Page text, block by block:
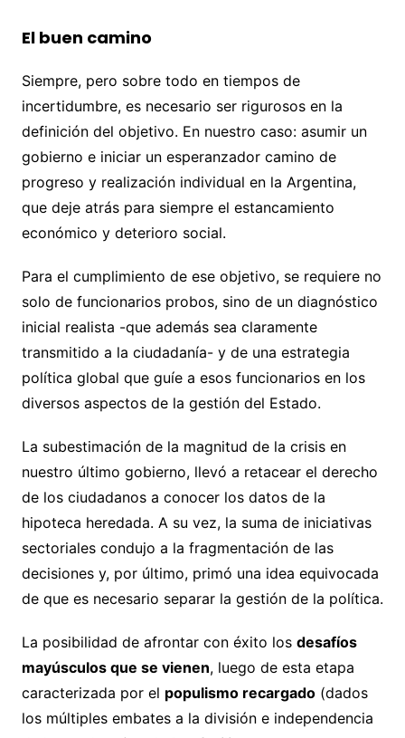
El buen camino
Siempre, pero sobre todo en tiempos de
incertidumbre, es necesario ser rigurosos en la
definición del objetivo. En nuestro caso: asumir un
gobierno e iniciar un esperanzador camino de
progreso y realización individual en la Argentina,
que deje atrás para siempre el estancamiento
económico y deterioro social.
Para el cumplimiento de ese objetivo, se requiere no
solo de funcionarios probos, sino de un diagnóstico
inicial realista -que además sea claramente
transmitido a la ciudadanía- y de una estrategia
política global que guíe a esos funcionarios en los
diversos aspectos de la gestión del Estado.
La subestimación de la magnitud de la crisis en
nuestro último gobierno, llevó a retacear el derecho
de los ciudadanos a conocer los datos de la
hipoteca heredada. A su vez, la suma de iniciativas
sectoriales condujo a la fragmentación de las
decisiones y, por último, primó una idea equivocada
de que es necesario separar la gestión de la política.
La posibilidad de afrontar con éxito los desafíos
mayúsculos que se vienen, luego de esta etapa
caracterizada por el populismo recargado(dados
los múltiples embates a la división e independencia